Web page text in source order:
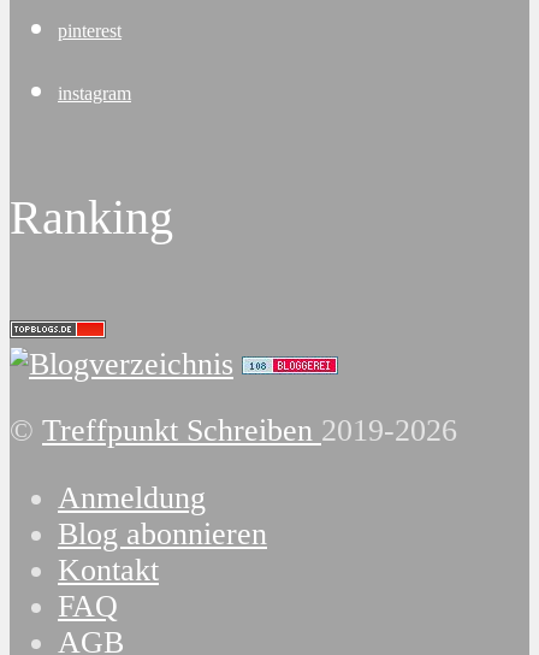
pinterest
instagram
Ranking
© Treffpunkt Schreiben 2019-2026
Anmeldung
Blog abonnieren
Kontakt
FAQ
AGB